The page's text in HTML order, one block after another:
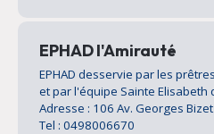
EPHAD l'Amirauté
EPHAD desservie par les
et par l'équipe Sainte Elisabeth
Adresse : 106 Av. Georges
Tel : 0498006670